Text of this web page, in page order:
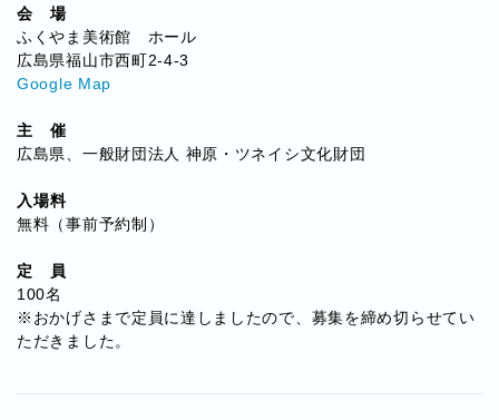
会 場
ふくやま美術館 ホール
広島県福山市西町2-4-3
Google Map
主 催
広島県、一般財団法人 神原・ツネイシ文化財団
入場料
無料（事前予約制）
定 員
100名
※おかげさまで定員に達しましたので、募集を締め切らせてい
ただきました。